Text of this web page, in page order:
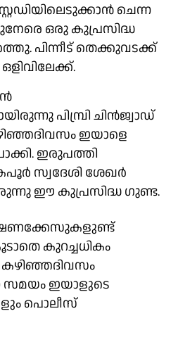
ചെന്ന
ഒരു കുപ്രസിദ്ധ
പിന്നീട് തെക്കുവടക്ക്
പിമ്പ്രി ചിൻജ്വാഡ്
ഇയാളെ
ഇരുപത്തി
സ്വദേശി ശേഖർ
ഈ കുപ്രസിദ്ധ ഗുണ്ട.
കുറച്ചധികം
സമയം ഇയാളുടെ
പൊലീസ്